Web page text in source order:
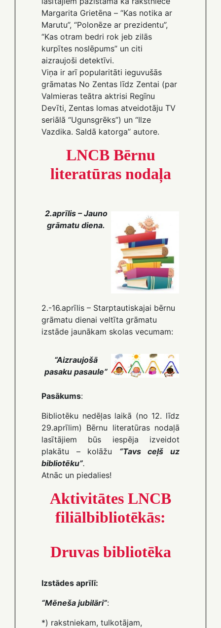
Margarita Grietēna – “Kas notika ar
Marutu”, “Polonēze ar prezidentu”,
“Kas otram bedri rok jeb zilās
kurpītes noslēpums” un citi
aizraujoši detektīvi.
Viņa ir arī popularitāti ieguvušās
grāmatas No Zentas līdz Zentai (par
Valmieras teātra aktrisi Regīnu
Devīti, Zentas lomas atveidotāju TV
seriālā “Ugunsgrēks”) un “Ilze
Vazdika. Saldā katorga” autore.
LNCB Bērnu
literatūras nodaļa
2.aprīlis – Jauno
grāmatu diena.
2.-16.aprīlis – Starptautiskajai bērnu
grāmatu dienai veltīta grāmatu
izstāde jaunākam skolas vecumam:
“Aizraujošā
pasaku pasaule”
Pasākums:
Bibliotēku nedēļas laikā (no 12. līdz
29.aprīlim) Bērnu literatūras nodaļā
lasītājiem būs iespēja izveidot
plakātu – kolāžu “Tavs ceļš uz
bibliotēku”.
Atnāc un piedalies!
Aktivitātes LNCB
filiālbibliotēkās:
Druvas bibliotēka
Izstādes aprīlī:
“Mēneša jubilāri”:
*) rakstniekam, tulkotājam,